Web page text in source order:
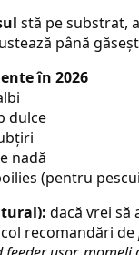
stă pe substrat,
până
în 2026
dulce
nadă
(pentru
dacă vrei să
recomandări de